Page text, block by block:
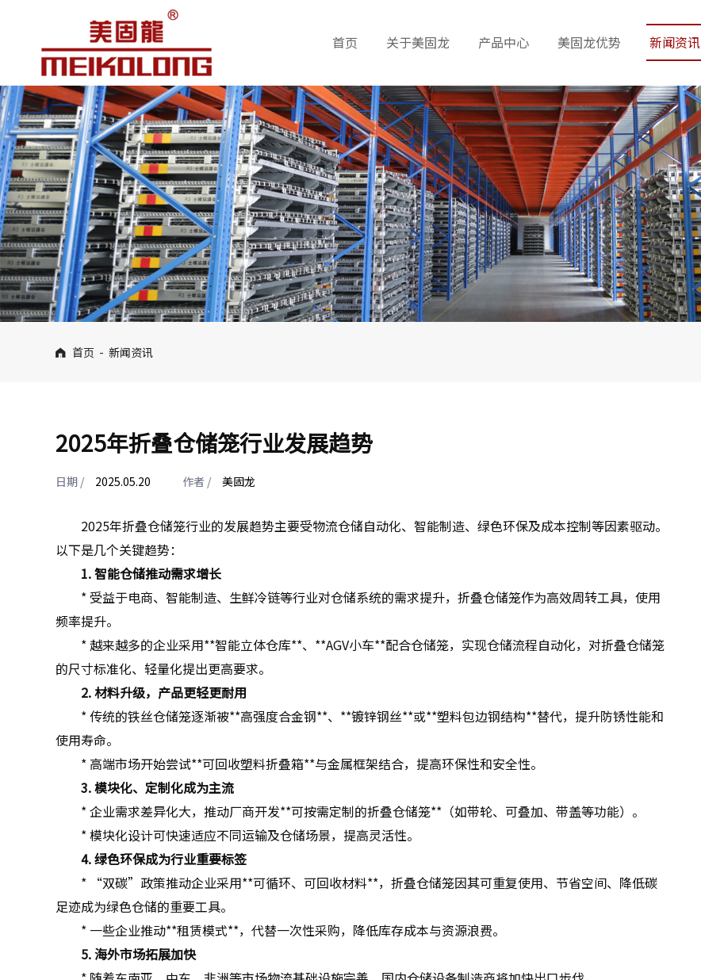
首页 关于美固龙 产品中心 美固龙优势 新闻资讯
首页 - 新闻资讯
2025年折叠仓储笼行业发展趋势
日期 / 2025.05.20 作者 / 美固龙
2025年折叠仓储笼行业的发展趋势主要受物流仓储自动化、智能制造、绿色环保及成本控制等因素驱动。
以下是几个关键趋势：
1. 智能仓储推动需求增长
* 受益于电商、智能制造、生鲜冷链等行业对仓储系统的需求提升，折叠仓储笼作为高效周转工具，使用
频率提升。
* 越来越多的企业采用**智能立体仓库**、**AGV小车**配合仓储笼，实现仓储流程自动化，对折叠仓储笼
的尺寸标准化、轻量化提出更高要求。
2. 材料升级，产品更轻更耐用
* 传统的铁丝仓储笼逐渐被**高强度合金钢**、**镀锌钢丝**或**塑料包边钢结构**替代，提升防锈性能和
使用寿命。
* 高端市场开始尝试**可回收塑料折叠箱**与金属框架结合，提高环保性和安全性。
3. 模块化、定制化成为主流
* 企业需求差异化大，推动厂商开发**可按需定制的折叠仓储笼**（如带轮、可叠加、带盖等功能）。
* 模块化设计可快速适应不同运输及仓储场景，提高灵活性。
4. 绿色环保成为行业重要标签
* “双碳”政策推动企业采用**可循环、可回收材料**，折叠仓储笼因其可重复使用、节省空间、降低碳
足迹成为绿色仓储的重要工具。
* 一些企业推动**租赁模式**，代替一次性采购，降低库存成本与资源浪费。
5. 海外市场拓展加快